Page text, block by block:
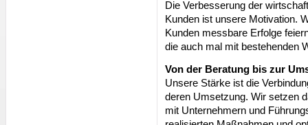
Die Verbesserung der
Kunden ist unsere Motivation.
Kunden messbare Erfolge
die auch mal mit bestehenden
Von der Beratung bis zur
Unsere Stärke ist die
deren Umsetzung. Wir setzen
mit Unternehmern und